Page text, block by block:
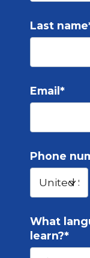
Last name
Email *
Phone
What
learn?*